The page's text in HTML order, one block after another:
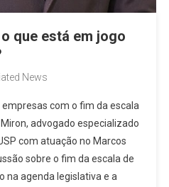
que está em jogo
News
com o fim da escala
advogado especializado
com atuação no Marcos
sobre o fim da escala de
na agenda legislativa e a